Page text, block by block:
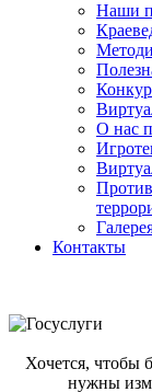
Наши
О нас
Контакты
Хочется, чтобы
нужны